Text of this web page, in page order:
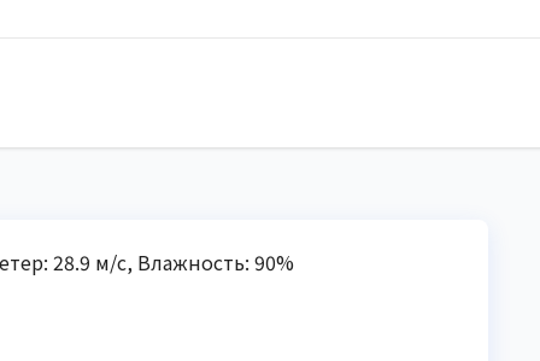
28.9 м/с, Влажность: 90%